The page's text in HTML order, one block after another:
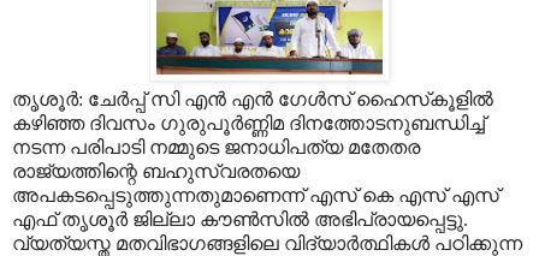
തൃശൂര്‍: ചേര്‍പ്പ് സി എന്‍ എന്‍ ഗേള്‍സ് ഹൈസ്‌കൂളില്‍
കഴിഞ്ഞ ദിവസം ഗുരുപൂര്‍ണ്ണിമ ദിനത്തോടനുബന്ധിച്ച്
നടന്ന പരിപാടി നമ്മുടെ ജനാധിപത്യ മതേതര
രാജ്യത്തിന്റെ ബഹുസ്വരതയെ
അപകടപ്പെടുത്തുന്നതുമാണെന്ന് എസ് കെ എസ് എസ്
എഫ് തൃശൂര്‍ ജില്ലാ കൗണ്‍സില്‍ അഭിപ്രായപ്പെട്ടു.
വ്യത്യസ്ത മതവിഭാഗങ്ങളിലെ വിദ്യാര്‍ത്ഥികള്‍ പഠിക്കുന്ന